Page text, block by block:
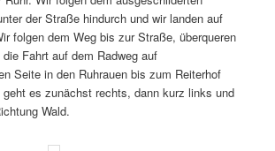
der Straße hindurch und wir landen auf
folgen dem Weg bis zur Straße, überqueren
Fahrt auf dem Radweg auf
Seite in den Ruhrauen bis zum Reiterhof
es zunächst rechts, dann kurz links und
Wald.